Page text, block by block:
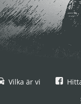
Vilka är vi